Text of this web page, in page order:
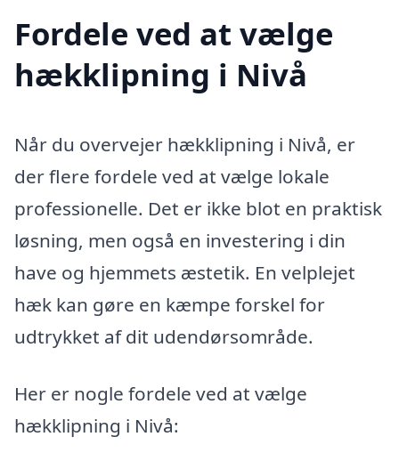
Fordele ved at vælge
hækklipning i Nivå
Når du overvejer hækklipning i Nivå, er
der flere fordele ved at vælge lokale
professionelle. Det er ikke blot en praktisk
løsning, men også en investering i din
have og hjemmets æstetik. En velplejet
hæk kan gøre en kæmpe forskel for
udtrykket af dit udendørsområde.
Her er nogle fordele ved at vælge
hækklipning i Nivå: